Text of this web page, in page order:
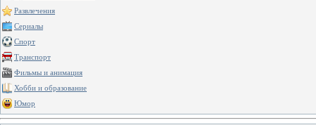
Развлечения
Сериалы
Спорт
Транспорт
Фильмы и анимация
Хобби и образование
Юмор